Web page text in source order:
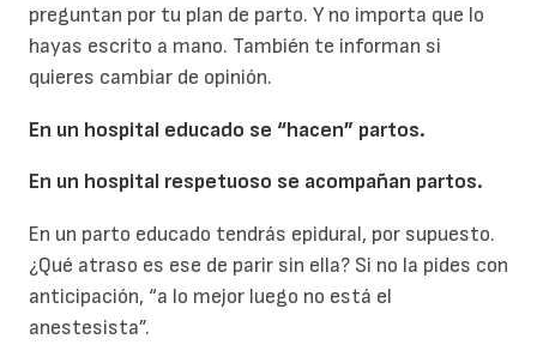
preguntan por tu plan de parto. Y no importa que lo
hayas escrito a mano. También te informan si
quieres cambiar de opinión.
En un hospital educado se “hacen” partos.
En un hospital respetuoso se acompañan partos.
En un parto educado tendrás epidural, por supuesto.
¿Qué atraso es ese de parir sin ella? Si no la pides con
anticipación, “a lo mejor luego no está el
anestesista”.